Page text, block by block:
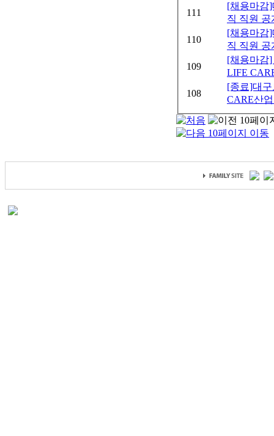
111
[채용마감
직 직원
110
[채용마감
직 직원 공
109
[채용마감
LIFE
108
[종료]대
CARE산